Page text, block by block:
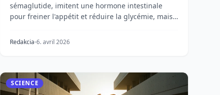
sémaglutide, imitent une hormone intestinale
pour freiner l'appétit et réduire la glycémie, mais
Redakcia 6. avril 2026
SCIENCE